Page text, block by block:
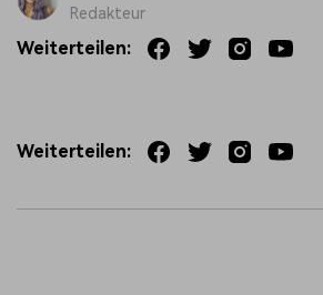
Redakteur
Weiterteilen:
Weiterteilen: